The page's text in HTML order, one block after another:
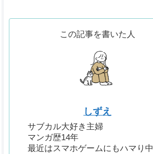
この記事を書いた人
しずえ
サブカル大好き主婦
マンガ歴14年
最近はスマホゲームにもハマり中